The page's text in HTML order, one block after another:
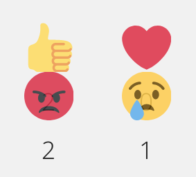
Палец
вверх!
2
Лайк!
0
Агрессия!
2
Грусть :
(
1